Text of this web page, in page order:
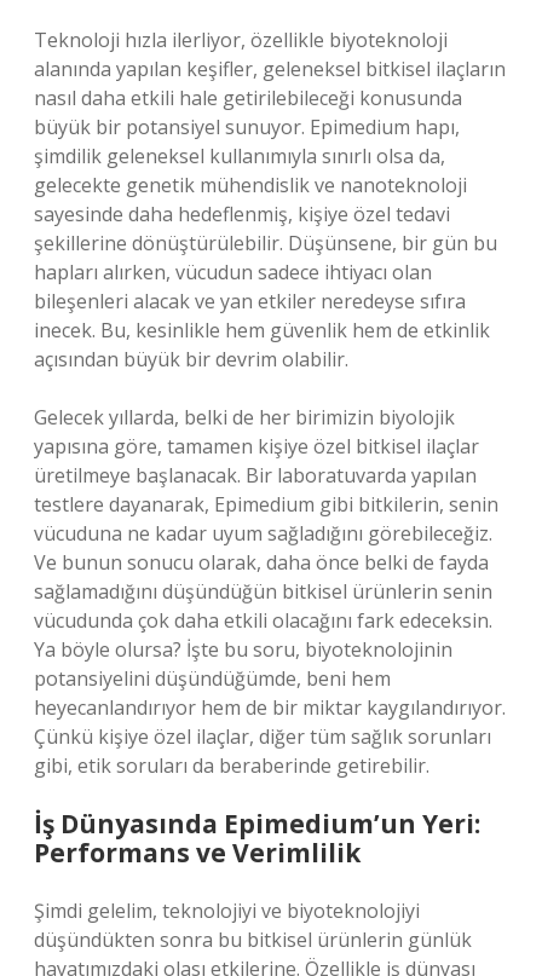
Teknoloji hızla ilerliyor, özellikle biyoteknoloji
alanında yapılan keşifler, geleneksel bitkisel ilaçların
nasıl daha etkili hale getirilebileceği konusunda
büyük bir potansiyel sunuyor. Epimedium hapı,
şimdilik geleneksel kullanımıyla sınırlı olsa da,
gelecekte genetik mühendislik ve nanoteknoloji
sayesinde daha hedeflenmiş, kişiye özel tedavi
şekillerine dönüştürülebilir. Düşünsene, bir gün bu
hapları alırken, vücudun sadece ihtiyacı olan
bileşenleri alacak ve yan etkiler neredeyse sıfıra
inecek. Bu, kesinlikle hem güvenlik hem de etkinlik
açısından büyük bir devrim olabilir.
Gelecek yıllarda, belki de her birimizin biyolojik
yapısına göre, tamamen kişiye özel bitkisel ilaçlar
üretilmeye başlanacak. Bir laboratuvarda yapılan
testlere dayanarak, Epimedium gibi bitkilerin, senin
vücuduna ne kadar uyum sağladığını görebileceğiz.
Ve bunun sonucu olarak, daha önce belki de fayda
sağlamadığını düşündüğün bitkisel ürünlerin senin
vücudunda çok daha etkili olacağını fark edeceksin.
Ya böyle olursa? İşte bu soru, biyoteknolojinin
potansiyelini düşündüğümde, beni hem
heyecanlandırıyor hem de bir miktar kaygılandırıyor.
Çünkü kişiye özel ilaçlar, diğer tüm sağlık sorunları
gibi, etik soruları da beraberinde getirebilir.
İş Dünyasında Epimedium’un Yeri:
Performans ve Verimlilik
Şimdi gelelim, teknolojiyi ve biyoteknolojiyi
düşündükten sonra bu bitkisel ürünlerin günlük
hayatımızdaki olası etkilerine. Özellikle iş dünyası